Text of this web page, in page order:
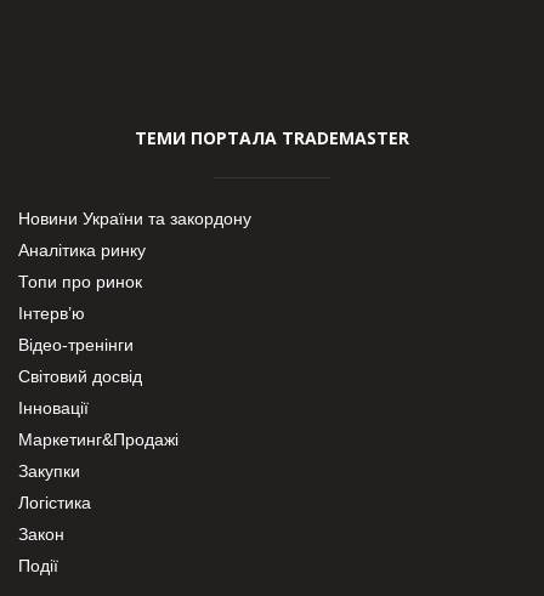
ТЕМИ ПОРТАЛА TRADEMASTER
Новини України та закордону
Аналітика ринку
Топи про ринок
Інтерв’ю
Відео-тренінги
Світовий досвід
Інновації
Маркетинг&Продажі
Закупки
Логістика
Закон
Події